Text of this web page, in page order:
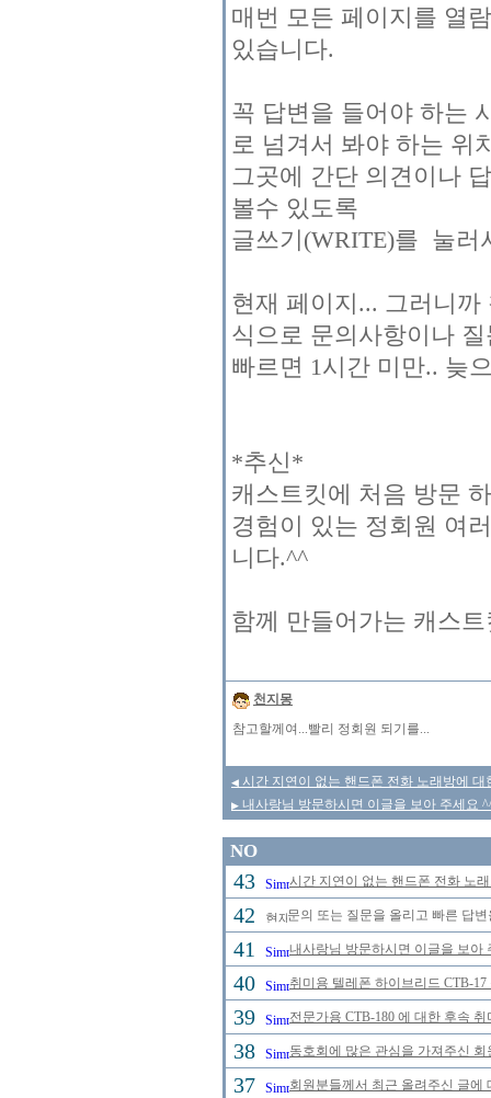
매번 모든 페이지를 열
있습니다.
꼭 답변을 들어야 하는
로 넘겨서 봐야 하는 위
그곳에 간단 의견이나
볼수 있도록
글쓰기(WRITE)를 눌러
현재 페이지... 그러니
식으로 문의사항이나
빠르면 1시간 미만.. 늦
*추신*
캐스트킷에 처음 방문
경험이 있는 정회원 여
니다.^^
함께 만들어가는 캐스
천지몽
참고할께여...빨리 정회원 되기를...
◀ 시간 지연이 없는 핸드폰 전화 노래방에
▶ 내사랑님 방문하시면 이글을 보아 주세요
NO
43 시간 지연이 없는 핸드폰 전화 노
42 문의 또는 질문을 올리고 빠른 답
41 내사랑님 방문하시면 이글을 보아
40 취미용 텔레폰 하이브리드 CTB-
39 전문가용 CTB-180 에 대한 후속
38 동호회에 많은 관심을 가져주신
37 회원분들께서 최근 올려주신 글